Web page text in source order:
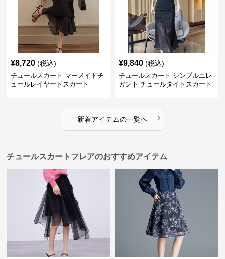
¥8,720 (税込)
チュールスカート マーメイドチ
ュールレイヤードスカート
¥9,840 (税込)
チュールスカート シンプルエレ
ガント チュールタイトスカート
新着アイテムの一覧へ ›
チュールスカートフレアのおすすめアイテム